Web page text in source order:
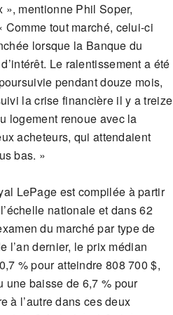
mentionne Phil Soper,
tout marché, celui-ci
lorsque la Banque du
Le ralentissement a été
pendant douze mois,
la crise financière il y a treize
logement renoue avec la
acheteurs, qui attendaient
bas. »
LePage est compilée à partir
nationale et dans 62
du marché par type de
l’an dernier, le prix médian
% pour atteindre 808 700 $,
une baisse de 6,7 % pour
à l’autre dans ces deux